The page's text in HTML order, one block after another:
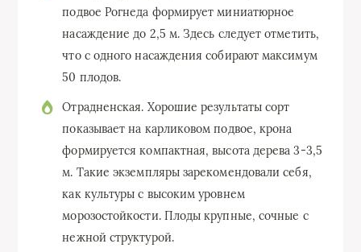
подвое Рогнеда формирует миниатюрное
насаждение до 2,5 м. Здесь следует отметить,
что с одного насаждения собирают максимум
50 плодов.
Отрадненская. Хорошие результаты сорт
показывает на карликовом подвое, крона
формируется компактная, высота дерева 3-3,5
м. Такие экземпляры зарекомендовали себя,
как культуры с высоким уровнем
морозостойкости. Плоды крупные, сочные с
нежной структурой.